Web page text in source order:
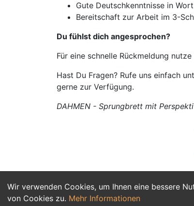
Wir verwenden Cookies, um Ihnen eine bessere
von Cookies zu. Mehr Informationen
Gute Deutschkenntnisse in
Bereitschaft zur Arbeit im 3-
Du fühlst dich angesprochen?
Für eine schnelle Rückmeldung
Hast Du Fragen? Rufe uns einfach
gerne zur Verfügung.
DAHMEN - Sprungbrett mit